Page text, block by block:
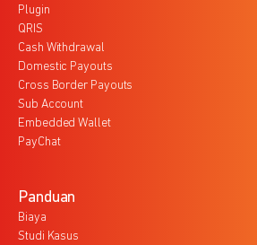
Plugin
QRIS
Cash Withdrawal
Domestic Payouts
Cross Border Payouts
Sub Account
Embedded Wallet
PayChat
Panduan
Biaya
Studi Kasus